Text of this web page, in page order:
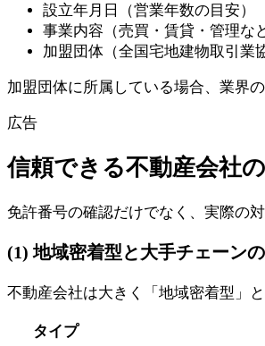
設立年月日（営業年数の目安）
事業内容（売買・賃貸・管理な
加盟団体（全国宅地建物取引業
加盟団体に所属している場合、業界
広告
信頼できる不動産会社
免許番号の確認だけでなく、実際の
(1) 地域密着型と大手チェーン
不動産会社は大きく「地域密着型」
タイプ